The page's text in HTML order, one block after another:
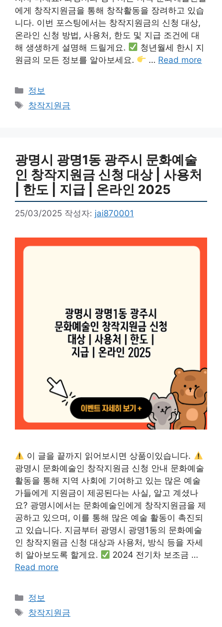
에게 창작지원금을 통해 창작활동을 장려하고 있습
니다. 이번 포스팅에서는 창작지원금의 신청 대상,
온라인 신청 방법, 사용처, 한도 및 지급 조건에 대
해 생생하게 설명해 드릴게요.
청년월세 한시 지
원금의 모든 정보를 알아보세요.
… Read more
카
테
고
정보
태
창작지원금
광명시 광명1동 광주시 문화예술
인 창작지원금 신청 대상 | 사용처
| 한도 | 지급 | 온라인 2025
25/03/2025 작성자: jai870001
이 글을 끝까지 읽어보시면 상품이있습니다.
광명시 문화예술인 창작지원금 신청 안내 문화예술
활동을 통해 지역 사회에 기여하고 있는 많은 예술
가들에게 지원금이 제공된다는 사실, 알고 계셨나
요? 광명시에서는 문화예술인에게 창작지원금을 제
공하고 있으며, 이를 통해 많은 예술 활동이 촉진되
고 있습니다. 지금부터 광명시 광명1동의 문화예술
인 창작지원금 신청 대상과 사용처, 방식 등을 자세
히 알아보도록 할게요.
2024 전기차 보조금 …
Read more
카
테
정보
태
창작지원금